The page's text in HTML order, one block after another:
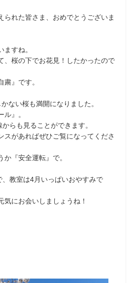
られた皆さま、おめでとうございま
すね。
、桜の下でお花見！したかったので
』です。
ない桜も満開になりました。
』。
らも見ることができます。
スがあればぜひご覧になってくださ
か『安全運転』で。
教室は4月いっぱいおやすみで
気にお会いしましょうね！